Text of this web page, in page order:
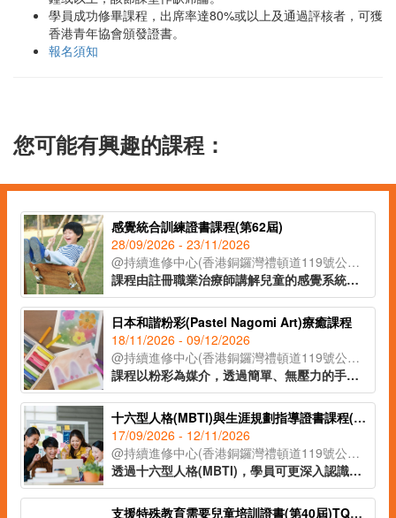
學員成功修畢課程，出席率達80%或以上及通過評核者，可獲
香港青年協會頒發證書。
報名須知
您可能有興趣的課程：
感覺統合訓練證書課程(第62屆)
28/09/2026 - 23/11/2026
@持續進修中心(香港銅鑼灣禮頓道119號公理堂大樓21-23樓)
課程由註冊職業治療師講解兒童的感覺系統與專注力、身體張力運用、手眼協調、情緒穩定之間的關係，教授如何透過大量刺激讓大腦作出適當的回應，達致協調、穩定及發展能力提升兒童各方面能力，指導學員制定更有效培訓方法，事半功倍。
日本和諧粉彩(Pastel Nagomi Art)療癒課程
18/11/2026 - 09/12/2026
@持續進修中心(香港銅鑼灣禮頓道119號公理堂大樓21-23樓)
課程以粉彩為媒介，透過簡單、無壓力的手指繪畫技巧，即使是零繪畫經驗的學員亦能輕鬆掌握。課程內容涵蓋和諧粉彩的起源、基礎技法、創作技巧與色彩心理學入門，並引導學員完成八幅具有主題意涵的創作作品。透過溫柔的粉彩色調與富啟發性的圖像構圖，讓學員在創作中感受內在平靜與情緒釋放，並學習如何運用藝術作為自我表達與情緒調節的工具，達致身心靈的平衡與和諧。
十六型人格(MBTI)與生涯規劃指導證書課程(第40屆)
17/09/2026 - 12/11/2026
@持續進修中心(香港銅鑼灣禮頓道119號公理堂大樓21-23樓)
透過十六型人格(MBTI)，學員可更深入認識自己的興趣、能力和方向，配合知識、技能及態度，作出明智的人生選擇。課程適合有意增強自我認識或優化人生規劃的人士，當中教授的Coaching基本技巧，可幫助老師、社工、管理人員和公司培訓主任等對其服務對象或員工更有效地進行人生規劃的指導。
支援特殊教育需要兒童培訓證書(第40屆)TQUK證書申請